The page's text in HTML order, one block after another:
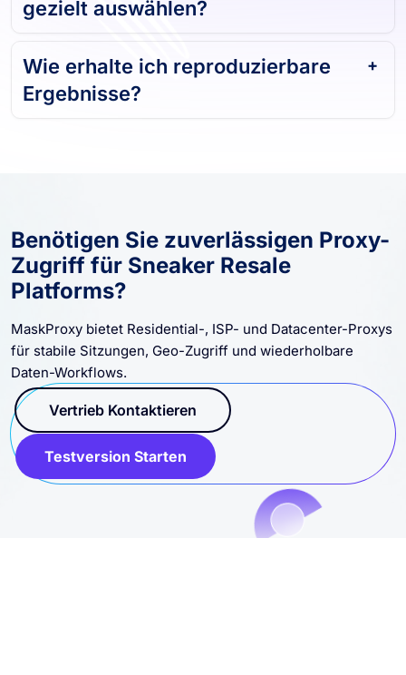
gezielt auswählen?
Wie erhalte ich reproduzierbare
Ergebnisse?
Benötigen Sie zuverlässigen Proxy-
Zugriff für Sneaker Resale
Platforms?
MaskProxy bietet Residential-, ISP- und Datacenter-Proxys
für stabile Sitzungen, Geo-Zugriff und wiederholbare
Daten-Workflows.
Vertrieb Kontaktieren
Testversion Starten